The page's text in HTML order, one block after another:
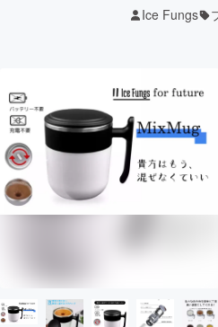
テクノロジー・ガジェ
映像・映画
ビジネス・起業
CAMPFIRE for Social Good
Ice Fungs